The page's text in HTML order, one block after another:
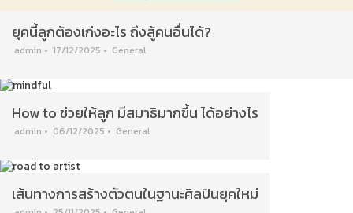
ยุคนี้ลูกต้องเก่งอะไร ถึงสู้คนอื่นได้?
admin • 17/12/2025 • General
How to ช่วยให้ลูก มีสมาธิมากขึ้น ได้อย่างไร
admin • 06/12/2025 • General
เส้นทางการสร้างตัวตนในฐานะศิลปินยุคใหม่